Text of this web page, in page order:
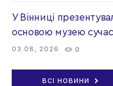
У Вінниці
основою музею
03.08, 2026 0
ВСІ НОВИНИ